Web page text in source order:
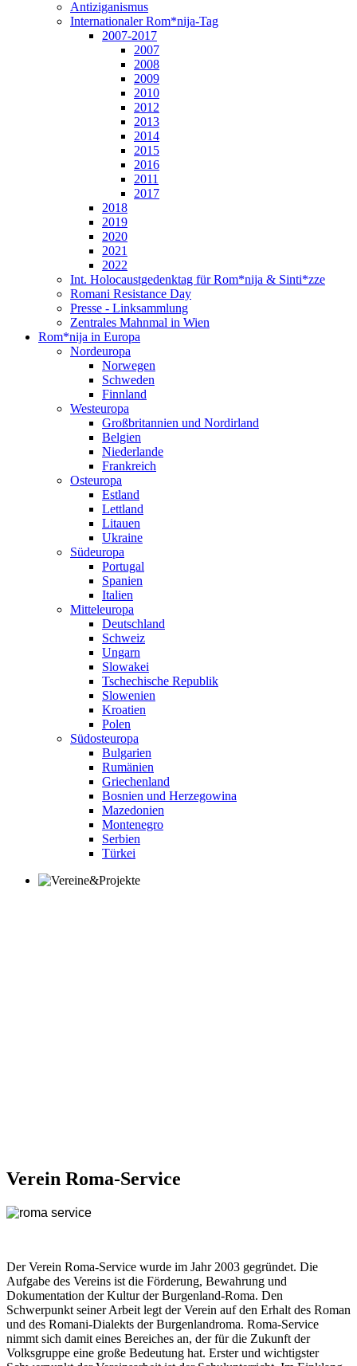
Antiziganismus
Internationaler Rom*nija-Tag
2007-2017
2007
2008
2009
2010
2012
2013
2014
2015
2016
2011
2017
2018
2019
2020
2021
2022
Int. Holocaustgedenktag für Rom*nija & Sinti*zze
Romani Resistance Day
Presse - Linksammlung
Zentrales Mahnmal in Wien
Rom*nija in Europa
Nordeuropa
Norwegen
Schweden
Finnland
Westeuropa
Großbritannien und Nordirland
Belgien
Niederlande
Frankreich
Osteuropa
Estland
Lettland
Litauen
Ukraine
Südeuropa
Portugal
Spanien
Italien
Mitteleuropa
Deutschland
Schweiz
Ungarn
Slowakei
Tschechische Republik
Slowenien
Kroatien
Polen
Südosteuropa
Bulgarien
Rumänien
Griechenland
Bosnien und Herzegowina
Mazedonien
Montenegro
Serbien
Türkei
Verein Roma-Service
Der Verein Roma-Service wurde im Jahr 2003 gegründet. Die
Aufgabe des Vereins ist die Förderung, Bewahrung und
Dokumentation der Kultur der Burgenland-Roma. Den
Schwerpunkt seiner Arbeit legt der Verein auf den Erhalt des Roman
und des Romani-Dialekts der Burgenlandroma. Roma-Service
nimmt sich damit eines Bereiches an, der für die Zukunft der
Volksgruppe eine große Bedeutung hat. Erster und wichtigster